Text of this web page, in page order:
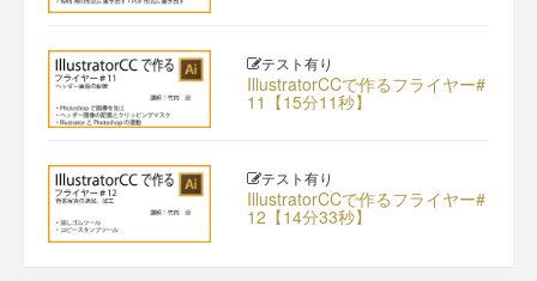
テスト有り
IllustratorCCで作るフライヤー#
11【15分11秒】
テスト有り
IllustratorCCで作るフライヤー#
12【14分33秒】